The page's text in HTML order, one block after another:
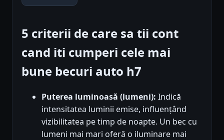
5 criterii de care sa tii cont
cand iti cumperi cele mai
bune becuri auto h7
Puterea luminoasă (lumeni): Indică
intensitatea luminii emise, influențând
vizibilitatea pe timp de noapte. Un bec cu
lumeni mai mari oferă o iluminare mai